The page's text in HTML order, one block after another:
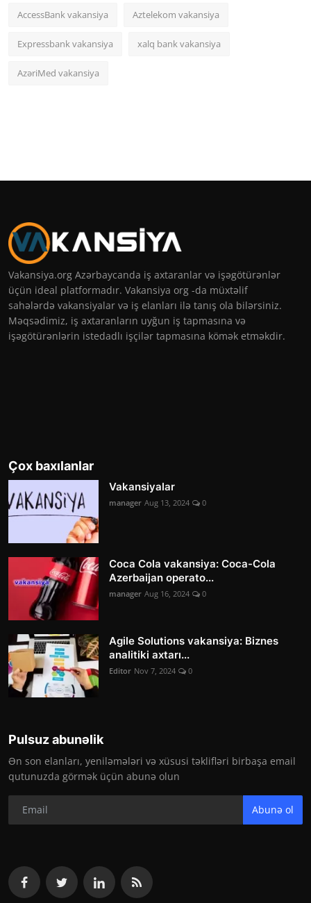
AccessBank vakansiya Aztelekom vakansiya
Expressbank vakansiya xalq bank vakansiya
AzəriMed vakansiya
Vakansiya.org Azərbaycanda iş axtaranlar və işəgötürənlər
üçün ideal platformadır. Vakansiya org -da müxtəlif
sahələrdə vakansiyalar və iş elanları ilə tanış ola bilərsiniz.
Məqsədimiz, iş axtaranların uyğun iş tapmasına və
işəgötürənlərin istedadlı işçilər tapmasına kömək etməkdir.
Çox baxılanlar
Vakansiyalar
manager Aug 13, 2024 0
Coca Cola vakansiya: Coca-Cola
Azerbaijan operato...
manager Aug 16, 2024 0
Agile Solutions vakansiya: Biznes
analitiki axtarı...
Editor Nov 7, 2024 0
Pulsuz abunəlik
Ən son elanları, yeniləmələri və xüsusi təklifləri birbaşa email
qutunuzda görmək üçün abunə olun
Abunə ol